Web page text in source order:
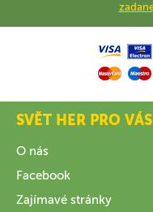
SVĚT HER PRO VÁS
O nás
Facebook
Zajímavé stránky